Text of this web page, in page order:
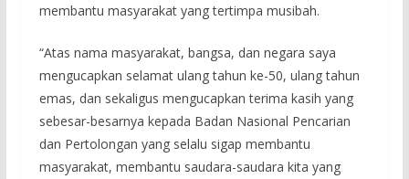
membantu masyarakat yang tertimpa musibah.
“Atas nama masyarakat, bangsa, dan negara saya
mengucapkan selamat ulang tahun ke-50, ulang tahun
emas, dan sekaligus mengucapkan terima kasih yang
sebesar-besarnya kepada Badan Nasional Pencarian
dan Pertolongan yang selalu sigap membantu
masyarakat, membantu saudara-saudara kita yang